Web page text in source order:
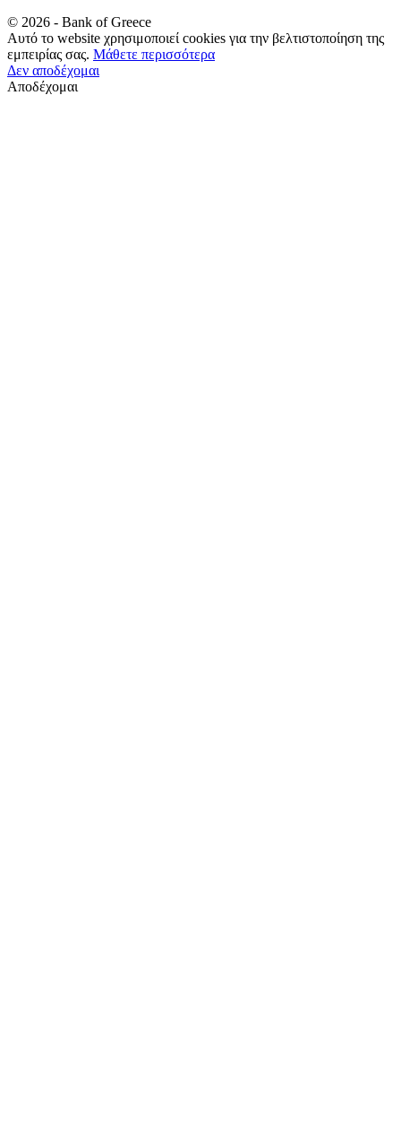
© 2026 - Bank of Greece
Αυτό το website χρησιμοποιεί cookies για την βελτιστοποίηση της
εμπειρίας σας. Μάθετε περισσότερα
Δεν αποδέχομαι
Αποδέχομαι